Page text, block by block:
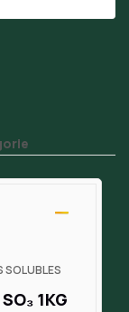
SOLUBLES
1KG